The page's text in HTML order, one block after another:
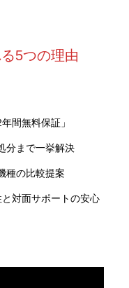
5つの理由
間無料保証」
分まで一挙解決
種の比較提案
対面サポートの安心